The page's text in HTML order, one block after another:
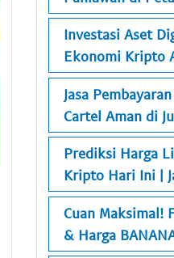
Investasi Aset
Ekonomi Kripto
Jasa
Cartel Aman di
Prediksi Harga
Kripto Hari Ini |
Cuan Maksimal!
& Harga